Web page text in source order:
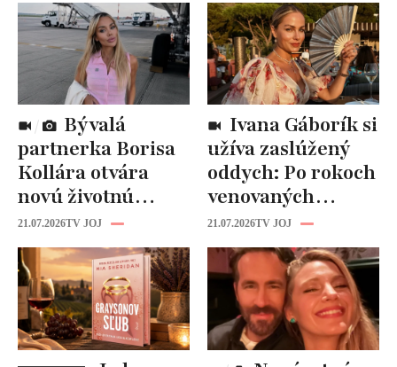
partnerka Borisa
Kollára otvára
novú životnú
kapitolu: Laura
Vizváryová ide
pomáhať ženám
21.07.2026TV JOJ
užíva zaslúžený
oddych: Po rokoch
venovaných
rodine prišiel čas
na seba
21.07.2026TV JOJ